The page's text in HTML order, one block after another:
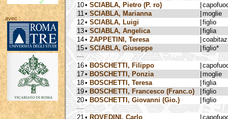
avec :
10• SCIABLA, Pietro (P. ro)
11 • SCIABLA, Marianna
moglie
12• SCIABLA, Luigi
figlio
13• SCIABLA, Angelica
figlia
14• ZAPPETINI, Teresa
15• SCIABLA, Giuseppe figlio*
16• BOSCHETTI, Filippo
17• BOSCHETTI, Ponzia
moglie
18• BOSCHETTI, Teresa
figlia
19• BOSCHETTI, Francesco (Franc.o)
figlio
20• BOSCHETTI, Giovanni (Gio.) figlio
21 • ROVEDINI, Carlo